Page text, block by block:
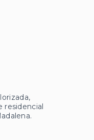
residencial